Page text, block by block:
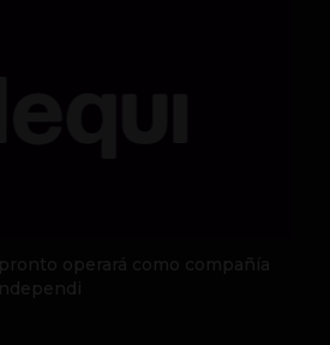
operará como compañía